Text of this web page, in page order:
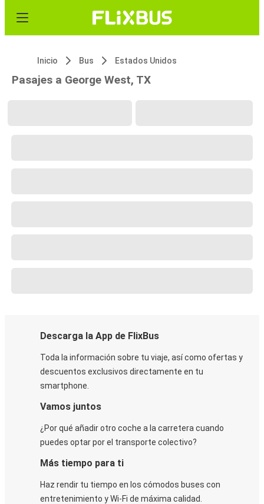
Inicio Bus Estados Unidos
Pasajes a George West, TX
Descarga la App de FlixBus
Toda la información sobre tu viaje, así como ofertas y
descuentos exclusivos directamente en tu
smartphone.
Vamos juntos
¿Por qué añadir otro coche a la carretera cuando
puedes optar por el transporte colectivo?
Más tiempo para ti
Haz rendir tu tiempo en los cómodos buses con
entretenimiento y Wi-Fi de máxima calidad.